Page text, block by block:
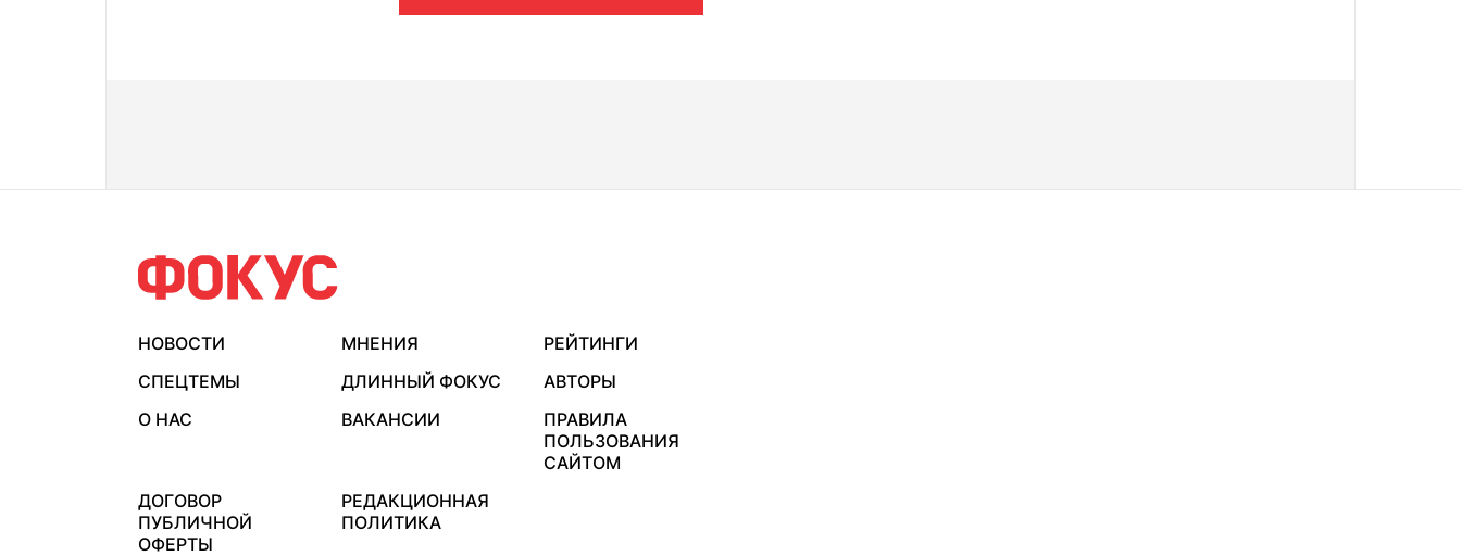
НОВОСТИ МНЕНИЯ
РЕЙТИНГИ
СПЕЦТЕМЫ
ДЛИННЫЙ ФОКУС
АВТОРЫ
О НАС
ВАКАНСИИ
ПРАВИЛА
ПОЛЬЗОВАНИЯ
САЙТОМ
ДОГОВОР
ПУБЛИЧНОЙ
ОФЕРТЫ
РЕДАКЦИОННАЯ
ПОЛИТИКА